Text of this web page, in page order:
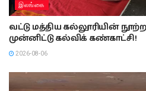
இலங்கை
வட்டு மத்திய கல்லூரியின்
முன்னிட்டு கல்விக் கண்காட்சி!
2026-08-06